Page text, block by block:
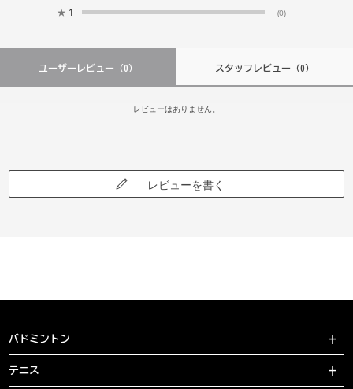
★ 1 (0)
ユーザーレビュー （0） スタッフレビュー（0）
レビューはありません。
レビューを書く
バドミントン
テニス